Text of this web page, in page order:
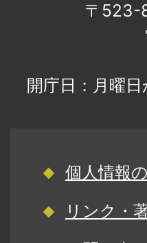
〒523-
開庁日：月曜
個人情報
リンク・